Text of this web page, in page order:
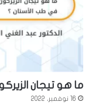
ما هو تيجان
16 نوفمبر، 2022